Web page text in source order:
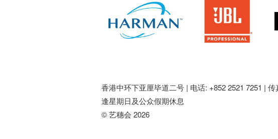
香港中环下亚厘毕道二号 | 电话: +852 2521 7251 |
逢星期日及公众假期休息
© 艺穗会 2026